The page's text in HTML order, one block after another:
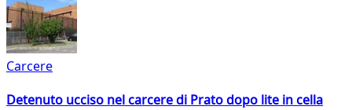
Carcere
Detenuto ucciso nel carcere di Prato dopo lite in cella